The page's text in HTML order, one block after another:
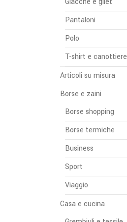
Pantaloni
Polo
T-shirt e canottiere
Articoli su misura
Borse e zaini
Borse shopping
Borse termiche
Business
Sport
Viaggio
Casa e cucina